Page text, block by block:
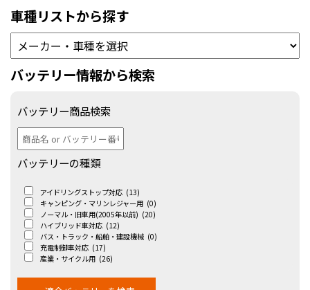
車種リストから探す
バッテリー情報から検索
バッテリー商品検索
バッテリーの種類
アイドリングストップ対応 (13)
キャンピング・マリンレジャー用 (0)
ノーマル・旧車用(2005年以前) (20)
ハイブリッド車対応 (12)
バス・トラック・船舶・建設機械 (0)
充電制御車対応 (17)
産業・サイクル用 (26)